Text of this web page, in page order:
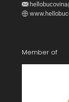
Member of